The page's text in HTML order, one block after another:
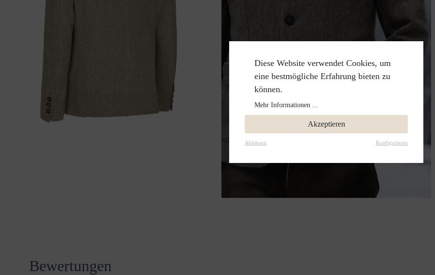
Bewertungen
Diese Website verwendet Cookies, um
eine bestmögliche Erfahrung bieten zu
können.
Mehr Informationen ...
Akzeptieren
Ablehnen Konfigurieren